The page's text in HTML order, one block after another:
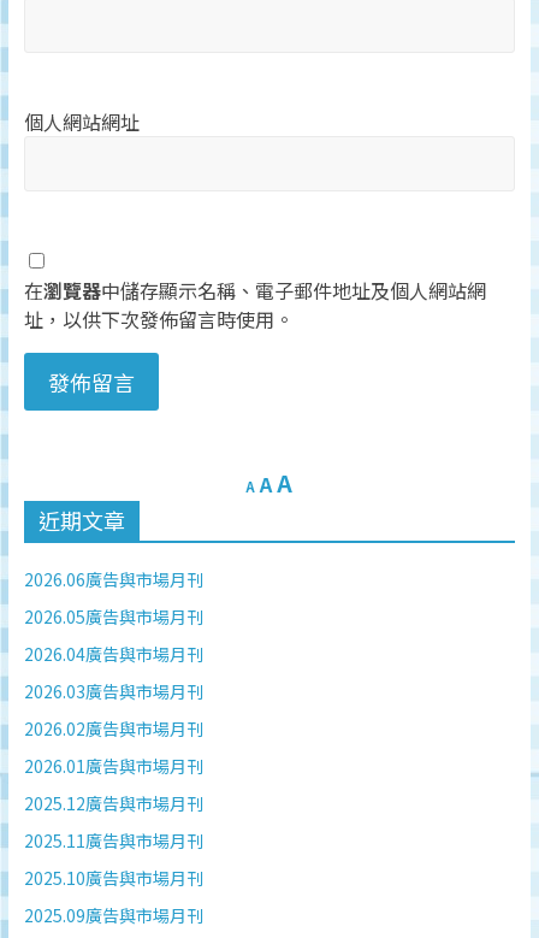
個人網站網址
在瀏覽器中儲存顯示名稱、電子郵件地址及個人網站網
址，以供下次發佈留言時使用。
A AA
近期文章
2026.06廣告與市場月刊
2026.05廣告與市場月刊
2026.04廣告與市場月刊
2026.03廣告與市場月刊
2026.02廣告與市場月刊
2026.01廣告與市場月刊
2025.12廣告與市場月刊
2025.11廣告與市場月刊
2025.10廣告與市場月刊
2025.09廣告與市場月刊